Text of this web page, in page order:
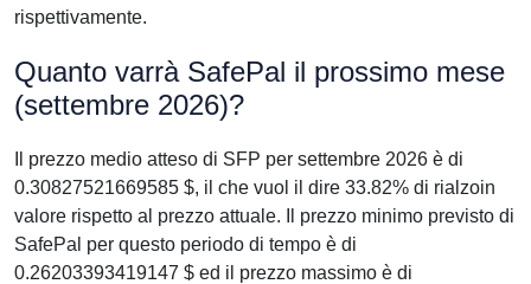
rispettivamente.
Quanto varrà SafePal il prossimo mese
(settembre 2026)?
Il prezzo medio atteso di SFP per settembre 2026 è di
0.30827521669585 $, il che vuol il dire 33.82% di rialzoin
valore rispetto al prezzo attuale. Il prezzo minimo previsto di
SafePal per questo periodo di tempo è di
0.26203393419147 $ ed il prezzo massimo è di